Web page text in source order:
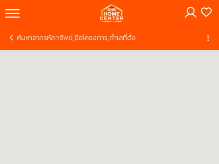
×
ค้นหาจากรหัสทรัพย์,ชื่อโครงการ,ทำเลที่ตั้ง